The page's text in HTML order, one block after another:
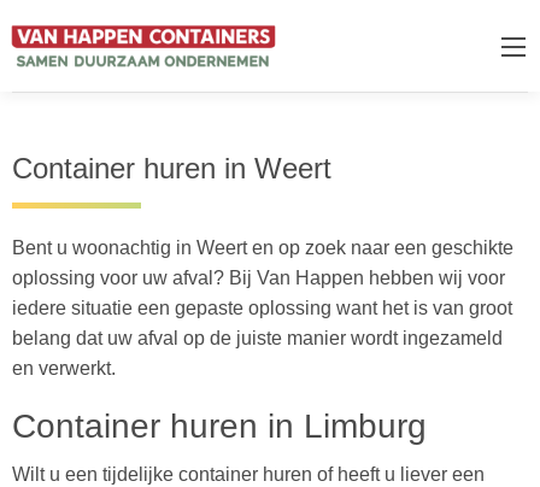
Container huren in Weert
Bent u woonachtig in Weert en op zoek naar een geschikte
oplossing voor uw afval? Bij Van Happen hebben wij voor
iedere situatie een gepaste oplossing want het is van groot
belang dat uw afval op de juiste manier wordt ingezameld
en verwerkt.
Container huren in Limburg
Wilt u een tijdelijke container huren of heeft u liever een